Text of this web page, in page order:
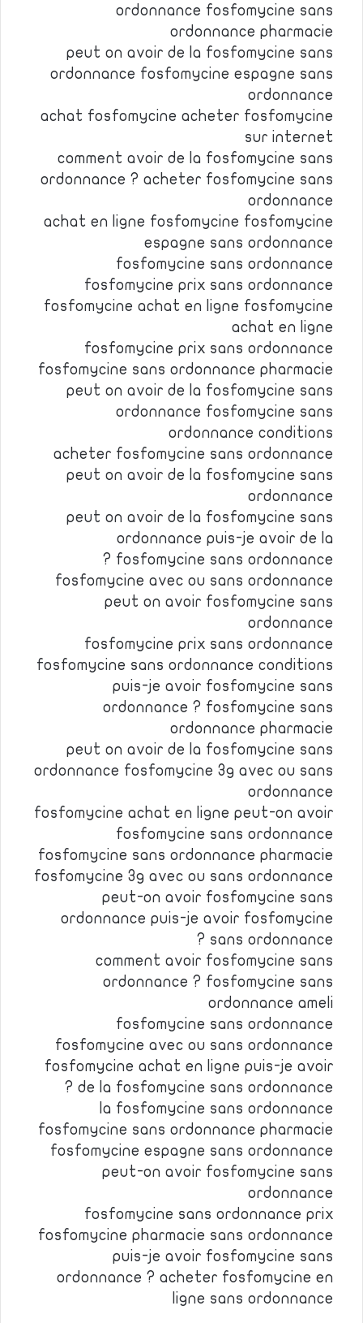
ordonnance fosfomycine sans
ordonnance pharmacie
peut on avoir de la fosfomycine sans
ordonnance fosfomycine espagne sans
ordonnance
achat fosfomycine acheter fosfomycine
sur internet
comment avoir de la fosfomycine sans
ordonnance ? acheter fosfomycine sans
ordonnance
achat en ligne fosfomycine fosfomycine
espagne sans ordonnance
fosfomycine sans ordonnance
fosfomycine prix sans ordonnance
fosfomycine achat en ligne fosfomycine
achat en ligne
fosfomycine prix sans ordonnance
fosfomycine sans ordonnance pharmacie
peut on avoir de la fosfomycine sans
ordonnance fosfomycine sans
ordonnance conditions
acheter fosfomycine sans ordonnance
peut on avoir de la fosfomycine sans
ordonnance
peut on avoir de la fosfomycine sans
ordonnance puis-je avoir de la
fosfomycine sans ordonnance ?
fosfomycine avec ou sans ordonnance
peut on avoir fosfomycine sans
ordonnance
fosfomycine prix sans ordonnance
fosfomycine sans ordonnance conditions
puis-je avoir fosfomycine sans
ordonnance ? fosfomycine sans
ordonnance pharmacie
peut on avoir de la fosfomycine sans
ordonnance fosfomycine 3g avec ou sans
ordonnance
fosfomycine achat en ligne peut-on avoir
fosfomycine sans ordonnance
fosfomycine sans ordonnance pharmacie
fosfomycine 3g avec ou sans ordonnance
peut-on avoir fosfomycine sans
ordonnance puis-je avoir fosfomycine
sans ordonnance ?
comment avoir fosfomycine sans
ordonnance ? fosfomycine sans
ordonnance ameli
fosfomycine sans ordonnance
fosfomycine avec ou sans ordonnance
fosfomycine achat en ligne puis-je avoir
de la fosfomycine sans ordonnance ?
la fosfomycine sans ordonnance
fosfomycine sans ordonnance pharmacie
fosfomycine espagne sans ordonnance
peut-on avoir fosfomycine sans
ordonnance
fosfomycine sans ordonnance prix
fosfomycine pharmacie sans ordonnance
puis-je avoir fosfomycine sans
ordonnance ? acheter fosfomycine en
ligne sans ordonnance